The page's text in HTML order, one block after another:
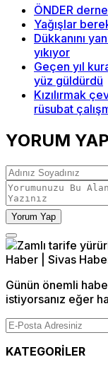
ÖNDER
Yağışlar
Dükkanını
yıkıyor
Geçen yıl
yüz güldürdü
Kızılırmak
rüsubat
YORUM YAP
Yorum Yap
Günün önemli
istiyorsanız eğer
KATEGORİLER